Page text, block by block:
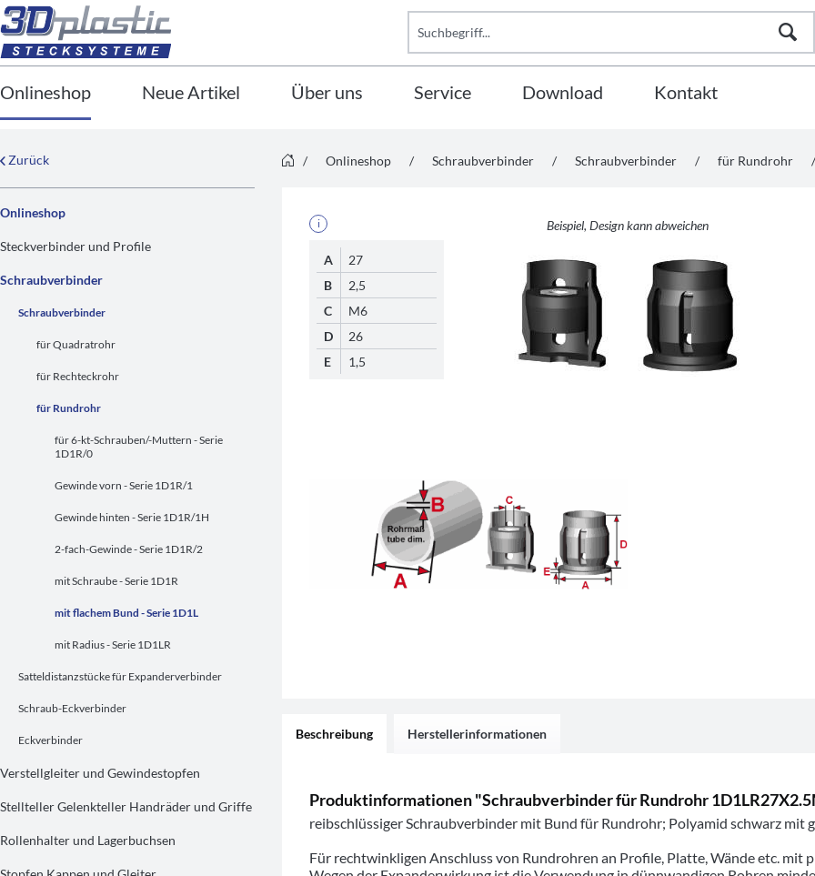
Onlineshop Neue Artikel Über uns Service Download Kontakt
Zurück / Onlineshop / Schraubverbinder / Schraubverbinder / für Rundrohr /
Onlineshop
Steckverbinder und Profile
Schraubverbinder
Schraubverbinder
für Quadratrohr
für Rechteckrohr
für Rundrohr
für 6-kt-Schrauben/-Muttern - Serie
1D1R/0
Gewinde vorn - Serie 1D1R/1
Gewinde hinten - Serie 1D1R/1H
2-fach-Gewinde - Serie 1D1R/2
mit Schraube - Serie 1D1R
mit flachem Bund - Serie 1D1L
mit Radius - Serie 1D1LR
Satteldistanzstücke für Expanderverbinder
Schraub-Eckverbinder
Eckverbinder
Verstellgleiter und Gewindestopfen
Stellteller Gelenkteller Handräder und Griffe
Rollenhalter und Lagerbuchsen
i
A
27
B
2,5
C
M6
D
26
E
1,5
Beispiel, Design kann abweichen
Beschreibung Herstellerinformationen
Produktinformationen "Schraubverbinder für Rundrohr
reibschlüssiger Schraubverbinder mit Bund für Rundrohr; Polyamid schwarz mit
Für rechtwinkligen Anschluss von Rundrohren an Profile, Platte, Wände etc. mit